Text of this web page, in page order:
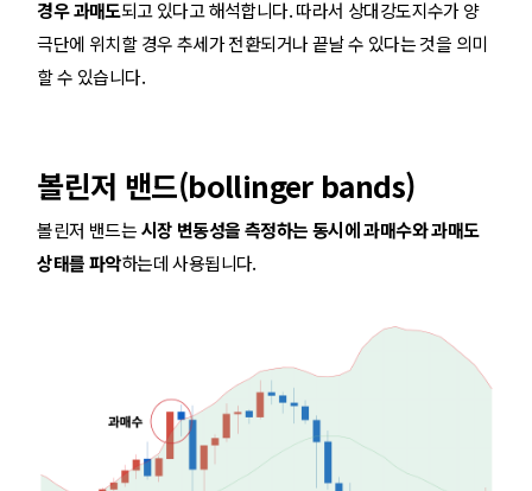
경우 과매도되고 있다고 해석합니다. 따라서 상대강도지수가 양
극단에 위치할 경우 추세가 전환되거나 끝날 수 있다는 것을 의미
할 수 있습니다.
볼린저 밴드(bollinger bands)
볼린저 밴드는시장 변동성을 측정하는 동시에 과매수와 과매도
상태를 파악하는데 사용됩니다.